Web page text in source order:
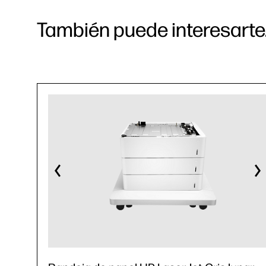
También puede